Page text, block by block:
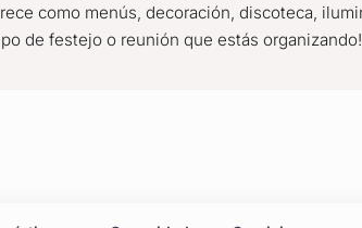
como menús, decoración, discoteca,
de festejo o reunión que estás organizando!
y Eventos en
buscarlas por zona, por precio, por